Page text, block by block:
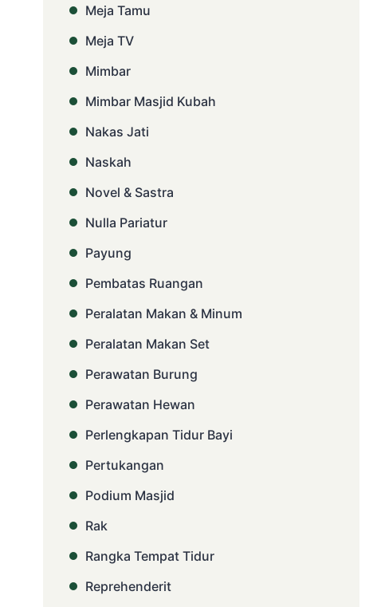
Meja Tamu
Meja TV
Mimbar
Mimbar Masjid Kubah
Nakas Jati
Naskah
Novel & Sastra
Nulla Pariatur
Payung
Pembatas Ruangan
Peralatan Makan & Minum
Peralatan Makan Set
Perawatan Burung
Perawatan Hewan
Perlengkapan Tidur Bayi
Pertukangan
Podium Masjid
Rak
Rangka Tempat Tidur
Reprehenderit